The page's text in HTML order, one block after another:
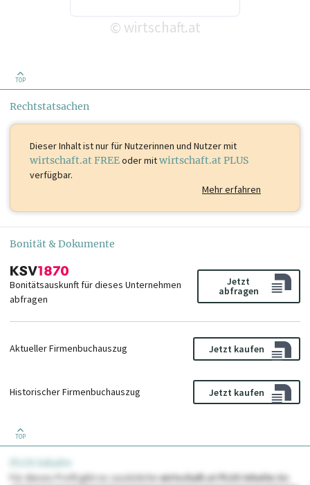
© wirtschaft.at
TOP
Rechtstatsachen
Dieser Inhalt istnur für Nutzerinnen und Nutzer mit
wirtschaft.at FREEoder mitwirtschaft.at PLUS
verfügbar.
Mehr erfahren
Bonität & Dokumente
Bonitätsauskunft für dieses Unternehmen
abfragen
Jetzt
abfragen
Aktueller Firmenbuchauszug Jetzt kaufen
Historischer Firmenbuchauszug Jetzt kaufen
TOP
PLUS Inhalte
Für dieses Profil gibt es zusätzlichewirtschaft.at PLUS Inhaltedie